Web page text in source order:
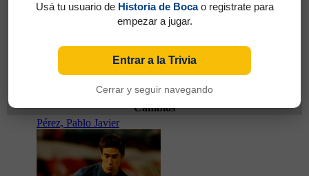
Partidos jugados por Darío Ismael Benedetto en
Cambios
Pérez, Pablo Javier
Usá tu usuario de Historia de Bocao registrate para
empezar a jugar.
Entrar a la Trivia
Cerrar y seguir navegando